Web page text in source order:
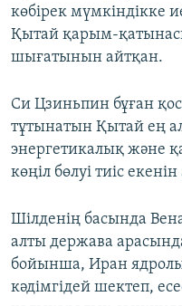
көбірек мүмкіндікке
Қытай қарым-
шығатынын айтқан.
Си Цзиньпин бұған
тұтынатын Қытай ең
энергетикалық және
көңіл бөлуі тиіс
Шілденің басында
алты держава
бойынша, Иран
кәдімгідей шектеп,